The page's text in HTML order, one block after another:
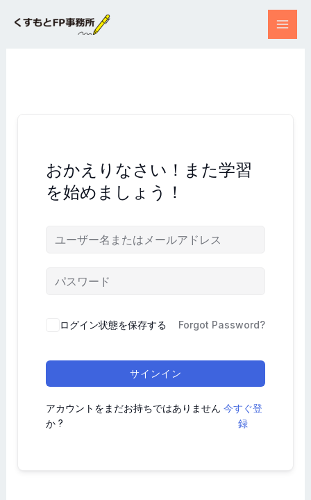
おかえりなさい！また学習
を始めましょう！
ログイン状態を保存する Forgot Password?
サインイン
アカウントをまだお持ちではありません
か ?
今すぐ登
録